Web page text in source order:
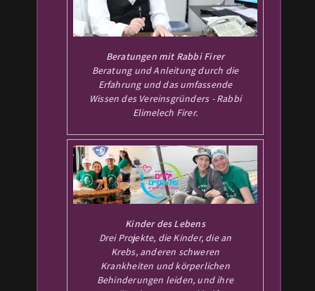
Beratungen mit Rabbi Firer
Beratung und Anleitung durch die
Erfahrung und das umfassende
Wissen des Vereinsgründers - Rabbi
Elimelech Firer.
Kinder des Lebens
Drei Projekte, die Kinder, die an
Krebs, anderen schweren
Krankheiten und körperlichen
Behinderungen leiden, und ihre